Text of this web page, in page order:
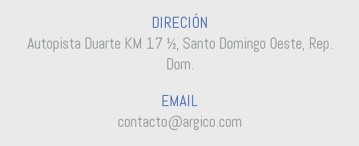
DIRECIÓN
Autopista Duarte KM 17 ½, Santo Domingo Oeste, Rep.
Dom.
EMAIL
contacto@argico.com